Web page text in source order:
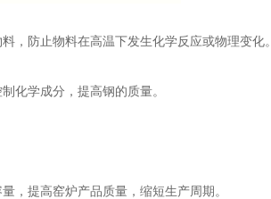
防止物料在高温下发生化学反应或物理变化。
学成分，提高钢的质量。
提高窑炉产品质量，缩短生产周期。